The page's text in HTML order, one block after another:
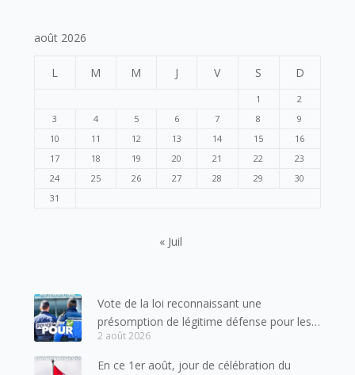
août 2026
L M M J V S D
1
2
3
4 5 6 7 8
9
10
11 12 13 14 15
16
17
18 19 20 21 22
23
24
25 26 27 28 29
30
31
« Juil
Vote de la loi reconnaissant une
présomption de légitime défense pour les
forces de l’ordre
2 août 2026
En ce 1er août, jour de célébration du